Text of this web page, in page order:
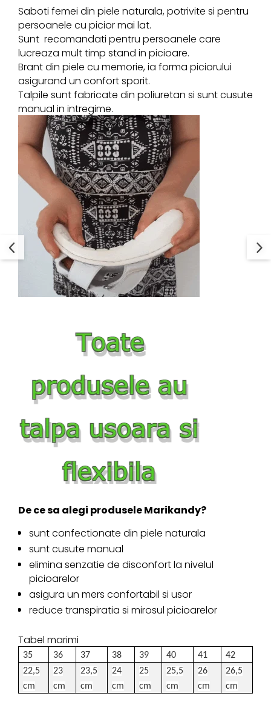
Saboti femei din piele naturala, potrivite si pentru
persoanele cu picior mai lat.
Sunt recomandati pentru persoanele care
lucreaza mult timp stand in picioare.
Brant din piele cu memorie, ia forma piciorului
asigurand un confort sporit.
Talpile sunt fabricate din poliuretan si sunt cusute
manual in intregime.
De ce sa alegi produsele Marikandy?
sunt confectionate din piele naturala
sunt cusute manual
elimina senzatie de disconfort la nivelul
picioarelor
asigura un mers confortabil si usor
reduce transpiratia si mirosul picioarelor
Tabel marimi
35 36 37 38 39 40 41
42
22,5
cm
23
cm
23,5
cm
24
cm
25
cm
25,5
cm
26
cm
26,5
cm